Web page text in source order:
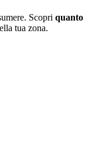
Scopri quanto
tua zona.